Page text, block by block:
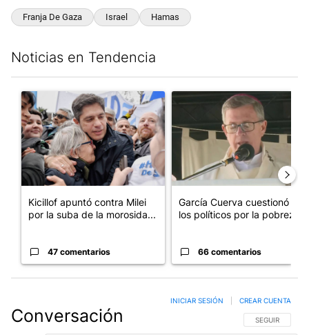
Franja De Gaza Israel Hamas
Noticias en Tendencia
Un artículo de tendencia con el título "Kicillof apuntó contra
Kicillof apuntó contra Milei
por la suba de la morosida...
47 comentarios
Un artículo de tendencia con
García Cuerva cuestionó a
los políticos por la pobreza
66 comentarios
Conversación SIGA ESTA
SEGUIR
INICIAR SESIÓN CREAR CUENTA